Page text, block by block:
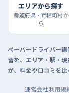
エリアから探す
都道府県・市区町村か
ら
ペーパードライバー
習を、エリア・駅・
が、料金や口コミを比
運営会社利用規